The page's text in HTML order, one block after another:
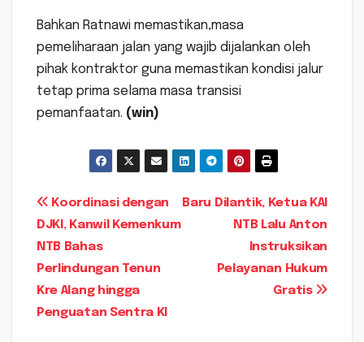
Bahkan Ratnawi memastikan,masa
pemeliharaan jalan yang wajib dijalankan oleh
pihak kontraktor guna memastikan kondisi jalur
tetap prima selama masa transisi
pemanfaatan. (win)
Navigasi
pos
Baru Dilantik, Ketua KAI
NTB Lalu Anton
Instruksikan
Pelayanan Hukum
Gratis
Koordinasi dengan
DJKI, Kanwil Kemenkum
NTB Bahas
Perlindungan Tenun
Kre Alang hingga
Penguatan Sentra KI